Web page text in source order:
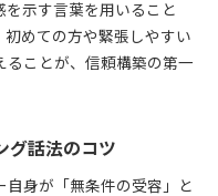
示す言葉を用いること
めての方や緊張しやすい
ることが、信頼構築の第一
グ話法のコツ
身が「無条件の受容」と